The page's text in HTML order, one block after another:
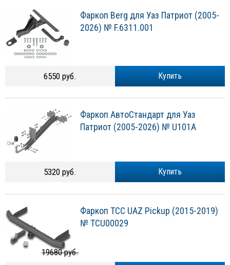
Фаркоп Berg для Уаз Патриот (2005-
2026) № F.6311.001
Купить
6550 руб.
Фаркоп АвтоСтандарт для Уаз
Патриот (2005-2026) № U101A
Купить
5320 руб.
Фаркоп TCC UAZ Pickup (2015-2019)
№ TCU00029
19680 руб.